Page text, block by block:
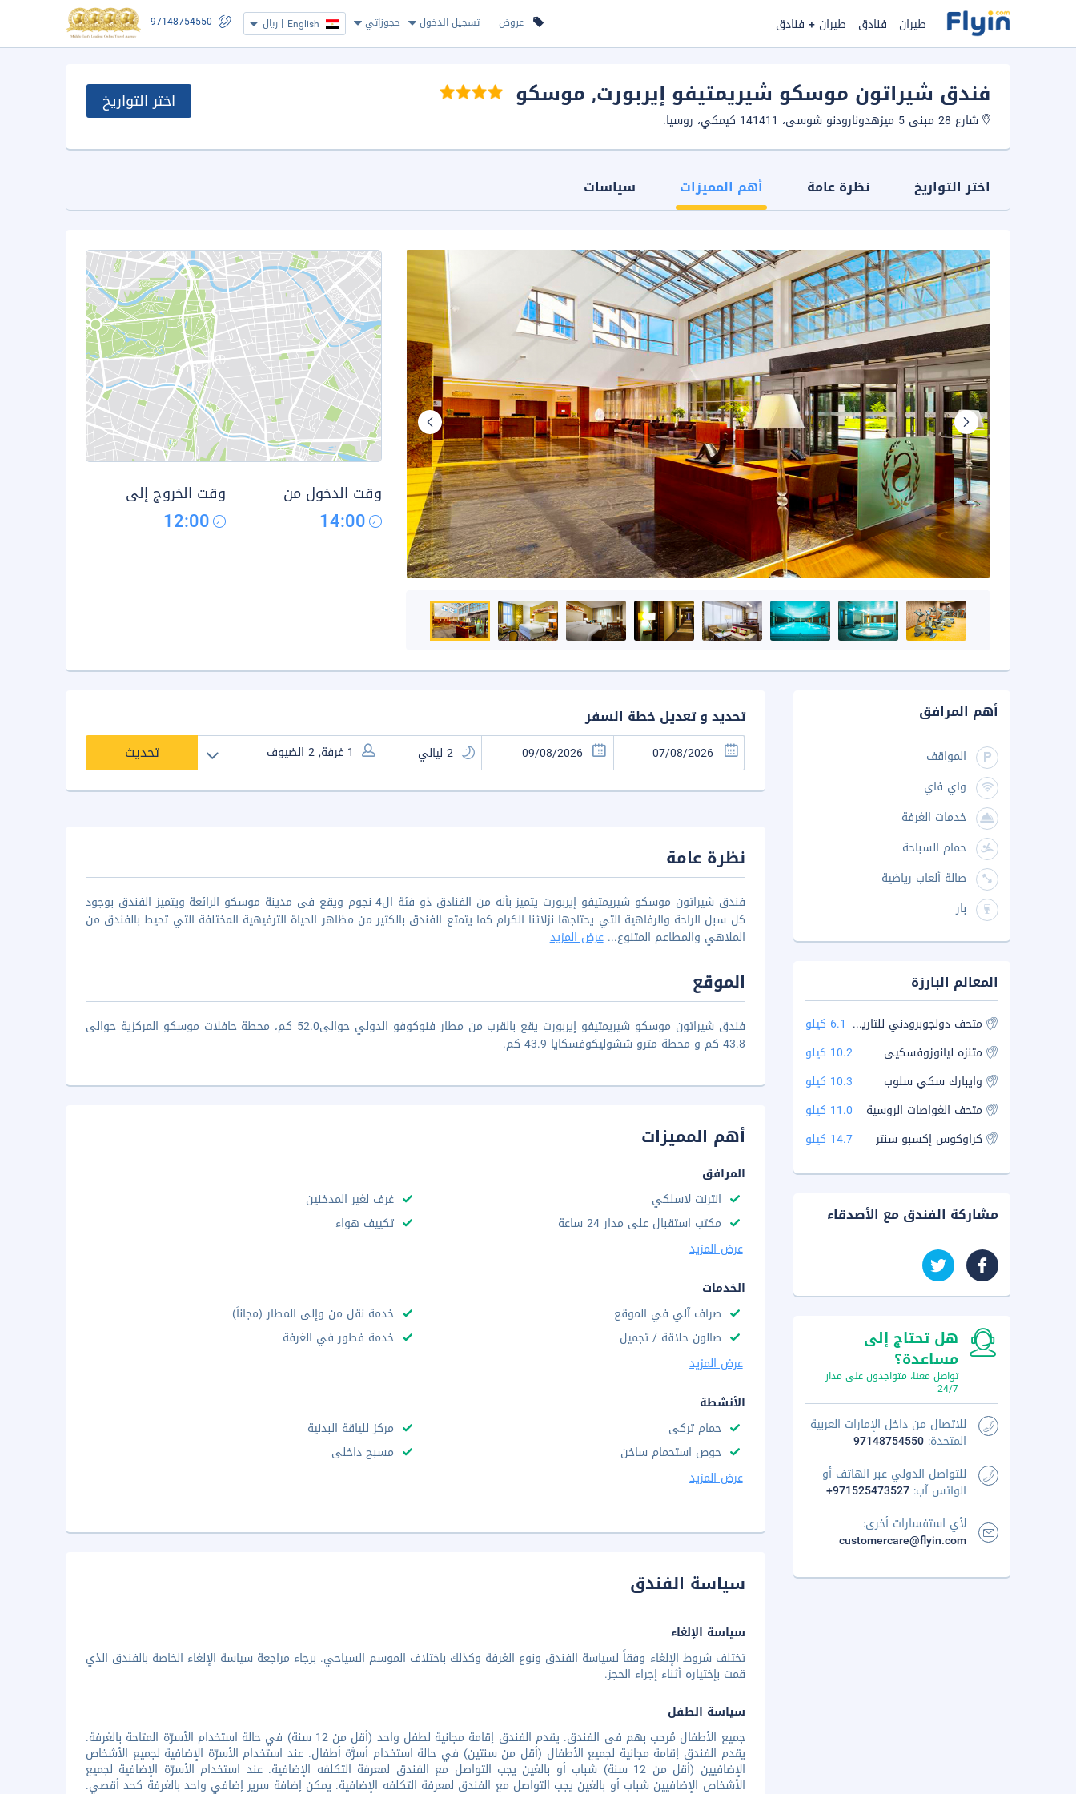
عروض تسجيل الدخول حجوزاتي English
| ريال 97148754550 طيران فنادق طيران + فنادق
فندق شيراتون موسكو شيريمتيفو إيربورت, موسكو
شارع 28 مبنى 5 ميزهدونارودنو شوسى، 141411 كيمكي، روسيا.
اختر التواريخ
اختر التواريخ نظرة عامة أهم المميزات سياسات
وقت الدخول من
14:00
وقت الخروج إلى
12:00
تحديد و تعديل خطة السفر
تحديث
نظرة عامة
فندق شيراتون موسكو شيريمتيفو إيربورت يتميز بأنه من الفنادق ذو فئة ال4 نجوم ويقع فى مدينة موسكو الرائعة ويتميز الفندق بوجود
كل سبل الراحة والرفاهية التي يحتاجها نزلائنا الكرام كما يتمتع الفندق بالكثير من مظاهر الحياة الترفيهية المختلفة التي تحيط بالفندق من
الملاهي والمطاعم المتنوع...عرض المزيد
الموقع
فندق شيراتون موسكو شيريمتيفو إيربورت يقع بالقرب من مطار فنوكوفو الدولي حوالى52.0 كم، محطة حافلات موسكو المركزية حوالى
43.8 كم و محطة مترو ششوليكوفسكايا 43.9 كم.
أهم المميزات
المرافق
انترنت لاسلكي
غرف لغير المدخنين
مكتب استقبال على مدار 24 ساعة
تكييف هواء
عرض المزيد
الخدمات
صراف آلي في الموقع
خدمة نقل من وإلى المطار (مجاناً)
صالون حلاقة / تجميل
خدمة فطور في الغرفة
عرض المزيد
الأنشطة
حمام تركى
مركز للياقة البدنية
حوص استحمام ساخن
مسبح داخلى
عرض المزيد
سياسة الفندق
سياسة الإلغاء
تختلف شروط الإلغاء وفقاً لسياسة الفندق ونوع الغرفة وكذلك باختلاف الموسم السياحي. برجاء مراجعة سياسة الإلغاء الخاصة بالفندق الذي
قمت بإختياره أثناء إجراء الحجز.
سياسة الطفل
جميع الأطفال مُرحب بهم فى الفندق. يقدم الفندق إقامة مجانية لطفل واحد (أقل من 12 سنة) في حالة استخدام الأسرّة المتاحة بالغرفة.
يقدم الفندق إقامة مجانية لجميع الأطفال (أقل من سنتين) في حالة استخدام أسرَّة أطفال. عند استخدام الأسرّة الإضافية لجميع الأشخاص
الإضافيين (أقل من 12 سنة) شباب أو بالغين يجب التواصل مع الفندق لمعرفة التكلفه الإضافية. عند استخدام الأسرّة الإضافية لجميع
الأشخاص الإضافيين شباب أو بالغين يجب التواصل مع الفندق لمعرفة التكلفه الإضافية. يمكن إضافة سرير إضافي واحد بالغرفة كحد أقصي.
أهم المرافق
المواقف
واي فاي
خدمات الغرفة
حمام السباحة
صالة ألعاب رياضية
بار
المعالم البارزة
متحف دولجوبرودني للتاريخ والفنون 6.1 كيلو
متنزه ليانوزوفسكيي
10.2 كيلو
وايبارك سكي سلوب
10.3 كيلو
متحف الغواصات الروسية
11.0 كيلو
كراوكوس إكسبو سنتر
14.7 كيلو
مشاركة الفندق مع الأصدقاء
هل تحتاج إلى
مساعدة؟
تواصل معنا، متواجدون على مدار
24/7
للاتصال من داخل الإمارات العربية
المتحدة: 97148754550
للتواصل الدولي عبر الهاتف أو
الواتس آب: +971525473527
لأي استفسارات أخرى:
customercare@flyin.com